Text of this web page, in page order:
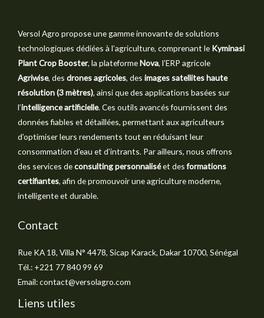
Versol Agro propose une gamme innovante de solutions
technologiques dédiées à l’agriculture, comprenant le Kyminasi
Plant Crop Booster, la plateforme Nova, l’ERP agricole
Agriwise, des drones agricoles, des images satellites haute
résolution (3 mètres), ainsi que des applications basées sur
l’intelligence artificielle. Ces outils avancés fournissent des
données fiables et détaillées, permettant aux agriculteurs
d’optimiser leurs rendements tout en réduisant leur
consommation d’eau et d’intrants. Par ailleurs, nous offrons
des services deconsulting personnaliséet desformations
certifiantes, afin de promouvoir une agriculture moderne,
intelligente et durable.
Contact
Rue KA 18, Villa N° 4478, Sicap Karack, Dakar 10700, Sénégal
Tél.: +221 77 840 99 69
Email: contact@versolagro.com
Liens utiles